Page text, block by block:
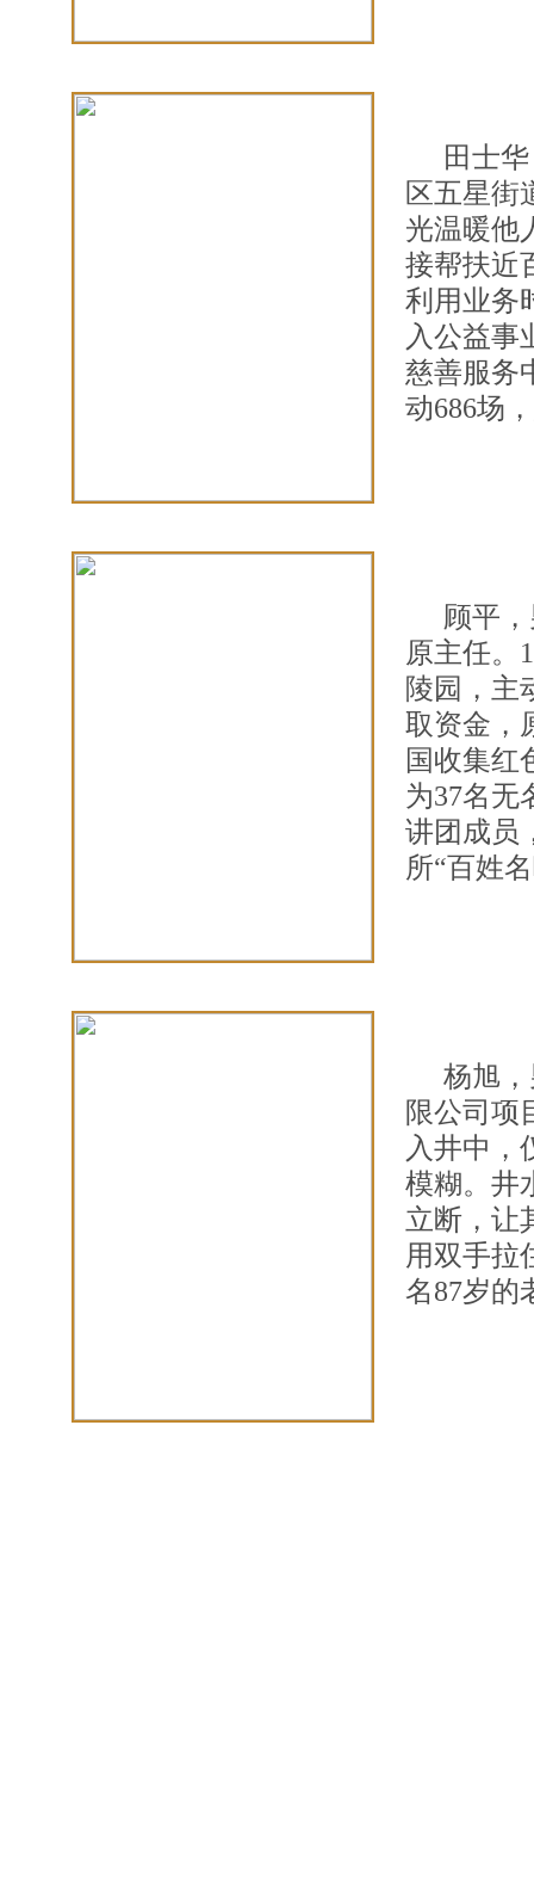
田士
区五星街
光温暖他
接帮扶近
利用业务
入公益事
慈善服务
动686场
顾平
原主任。
陵园，主
取资金，
国收集红
为37名无
讲团成员
所“百姓
杨旭
限公司项
入井中，
模糊。井
立断，让
用双手拉
名87岁的